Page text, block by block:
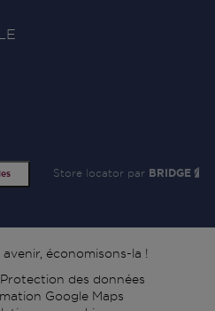
Store locator par BRIDGE
économisons-la !
Protection des données
Google Maps